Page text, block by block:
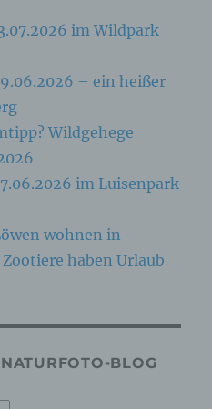
im Wildpark
– ein heißer
Wildgehege
im Luisenpark
wohnen in
haben Urlaub
BLOG
dauerhaft
bereits gesetzte
Internetbrowser oder
gelöscht werden. Dies
möglich.
Person die Setzung von
Internetbrowser, sind
Funktionen unserer
nutzbar.
Daten und
Diese
gespeichert. Erfasst